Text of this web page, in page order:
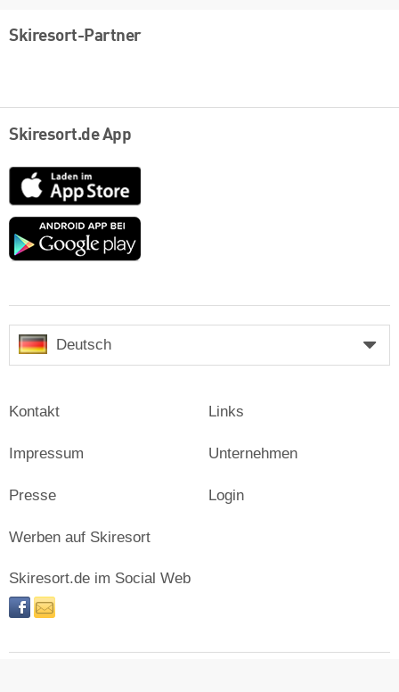
Skiresort-Partner
Skiresort.de App
App
Store
Google
Deutsch
Kontakt
Impressum
Presse
Links
Unternehmen
Login
Werben auf Skiresort
Skiresort.de im Social Web
facebooknewsletter